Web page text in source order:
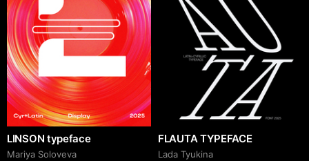
LINSON typeface
Mariya Soloveva
FLAUTA TYPEFACE
Lada Tyukina